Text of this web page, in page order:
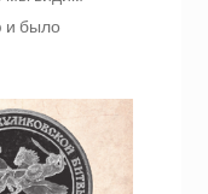
и было